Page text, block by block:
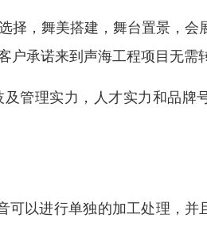
择，舞美搭建，舞台置景，
承诺来到声海工程项目无需
管理实力，人才实力和品牌
以进行单独的加工处理，